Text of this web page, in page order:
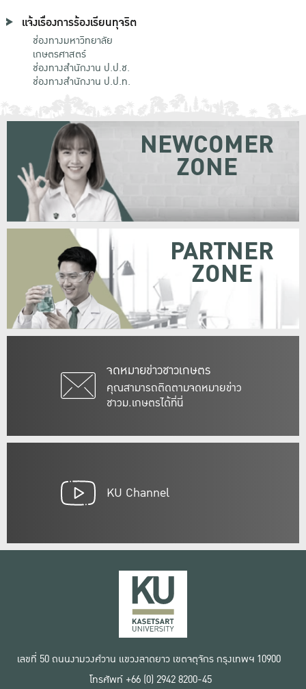
แจ้งเรื่องการร้องเรียนทุจริต
ช่องทางมหาวิทยาลัย
เกษตรศาสตร์
ช่องทางสำนักงาน ป.ป.ช.
ช่องทางสำนักงาน ป.ป.ท.
จดหมายข่าวชาวเกษตร
คุณสามารถติดตามจดหมายข่าว
ชาวม.เกษตรได้ที่นี่
NEWCOMER
ZONE
PARTNER
ZONE
KU Channel
เลขที่ 50 ถนนงามวงศ์วาน แขวงลาดยาว เขตจตุจักร กรุงเทพฯ 10900
โทรศัพท์ +66 (0) 2942 8200-45